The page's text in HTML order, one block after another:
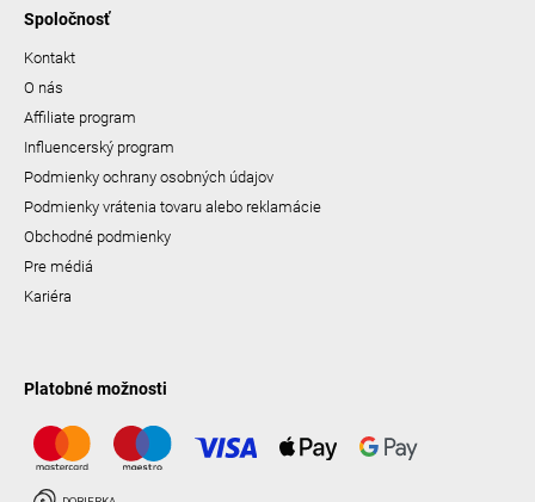
Spoločnosť
Kontakt
O nás
Affiliate program
Influencerský program
Podmienky ochrany osobných údajov
Podmienky vrátenia tovaru alebo reklamácie
Obchodné podmienky
Pre médiá
Kariéra
Platobné možnosti